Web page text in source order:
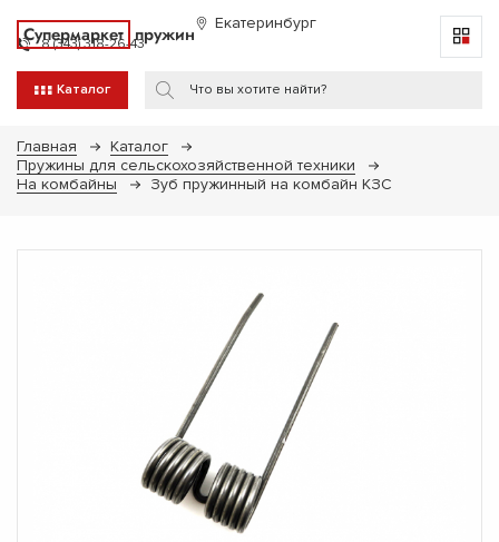
Супермаркет пружин Екатеринбург
8 (343) 318-26-43
Каталог
Главная
Каталог
Пружины для сельскохозяйственной техники
На комбайны
Зуб пружинный на комбайн КЗС